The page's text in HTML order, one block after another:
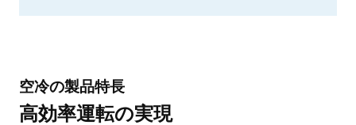
空冷の製品特長
高効率運転の実現